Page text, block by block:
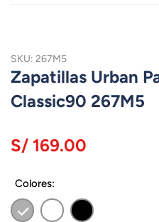
SKU: 267M5
Zapatillas Urban
Classic90 267M5
S/ 169.00
Colores: